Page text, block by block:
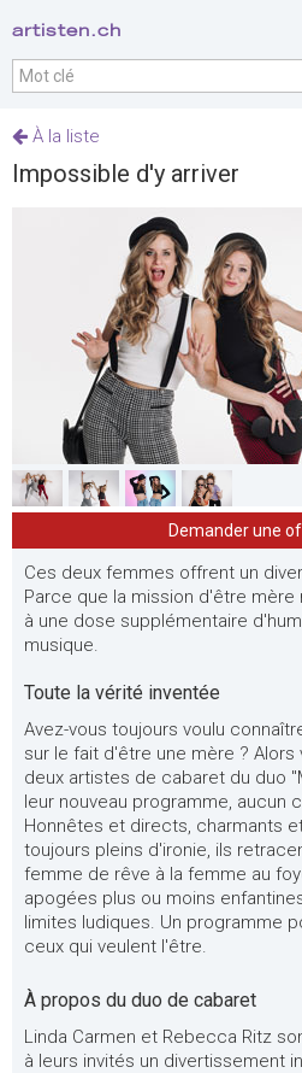
artisten.ch
À la liste
Impossible d'y arriver
Demander une
Ces deux femmes offrent un
Parce que la mission d'être
à une dose supplémentaire
musique.
Toute la vérité inventée
Avez-vous toujours voulu
sur le fait d'être une mère ?
deux artistes de cabaret du duo
leur nouveau programme, aucun
Honnêtes et directs, charmants
toujours pleins d'ironie, ils
femme de rêve à la femme au
apogées plus ou moins
limites ludiques. Un programme
ceux qui veulent l'être.
À propos du duo de cabaret
Linda Carmen et Rebecca Ritz
à leurs invités un divertissement